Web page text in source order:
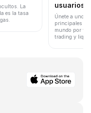
La
es la tasa
usuarios
Únete a uno
principales
mundo por
trading y